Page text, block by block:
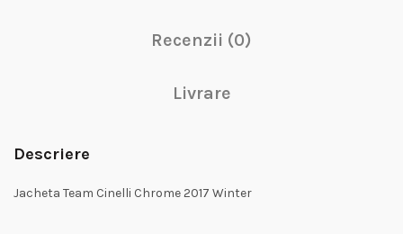
Recenzii (0)
Livrare
Descriere
Jacheta Team Cinelli Chrome 2017 Winter